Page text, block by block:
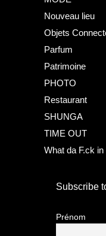
Nouveau lieu
Objets
Parfum
Patrimoine
PHOTO
Restaurant
SHUNGA
TIME OUT
What da F.ck
Subscribe
Prénom